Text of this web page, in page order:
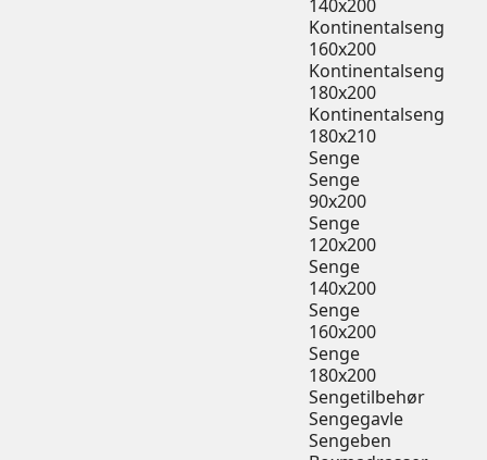
140x200
Kontinentalseng
160x200
Kontinentalseng
180x200
Kontinentalseng
180x210
Senge
Senge
90x200
Senge
120x200
Senge
140x200
Senge
160x200
Senge
180x200
Sengetilbehør
Sengegavle
Sengeben